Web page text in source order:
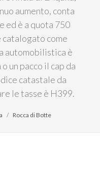
aumento, conta
ed è a quota 750
come
automobilistica è
un pacco il cap da
catastale da
le tasse è H399.
Rocca di Botte